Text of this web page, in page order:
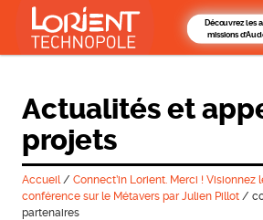
Découvrez les
missions
Actualités et
projets
Accueil/ Connect’in Lorient. Merci ! Visionnez
conférence sur le Métavers par Julien Pillot/
partenaires